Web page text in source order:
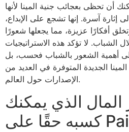
أن تحظى بعجائب جنية المينا لأنها
إثارة آسرة. إنها تشجع على الإبداع،
أفكارًا عزيزة، مما يجعلها شعورًا
الشباب. لا تؤكد هذه الاستراتيجيات
أهمية الشعور بالشباب فحسب، بل
الجديدة المتوفرة في العديد من
الإصدارات حول العالم.
المال الذي يمكنك